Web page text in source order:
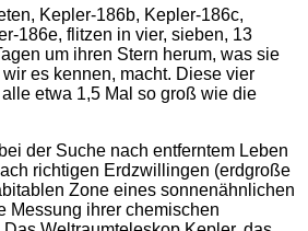
Kepler-186b, Kepler-186c,
186e, flitzen in vier, sieben, 13
um ihren Stern herum, was sie
es kennen, macht. Diese vier
etwa 1,5 Mal so groß wie die
der Suche nach entferntem Leben
richtigen Erdzwillingen (erdgroße
Zone eines sonnenähnlichen
Messung ihrer chemischen